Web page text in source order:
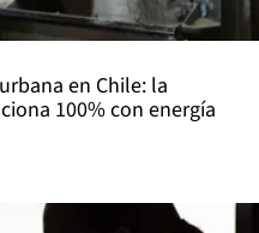
en Chile: la
100% con energía